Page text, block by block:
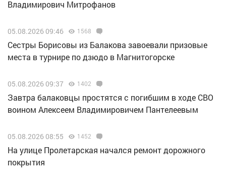
Владимирович Митрофанов
05.08.2026 09:46 1568
Сестры Борисовы из Балакова завоевали призовые
места в турнире по дзюдо в Магнитогорске
05.08.2026 09:37 1402
Завтра балаковцы простятся с погибшим в ходе СВО
воином Алексеем Владимировичем Пантелеевым
05.08.2026 08:55 1452
На улице Пролетарская начался ремонт дорожного
покрытия